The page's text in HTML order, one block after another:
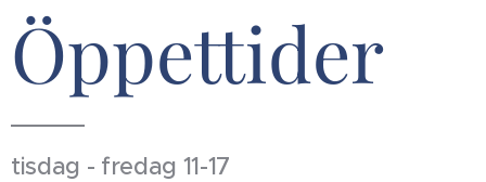
Öppettider
tisdag - fredag 11-17